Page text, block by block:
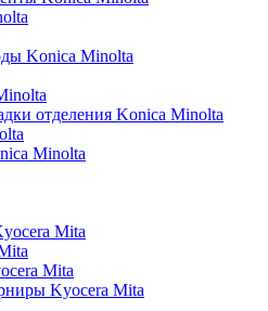
Konica Minolta
отделения Konica Minolta
Minolta
Mita
Mita
Kyocera Mita